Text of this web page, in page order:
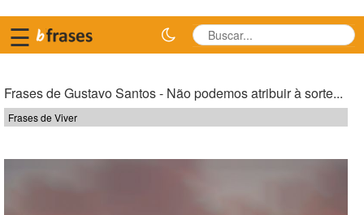
☰
Frases de Gustavo Santos - Não podemos atribuir à sorte...
Frases de Viver